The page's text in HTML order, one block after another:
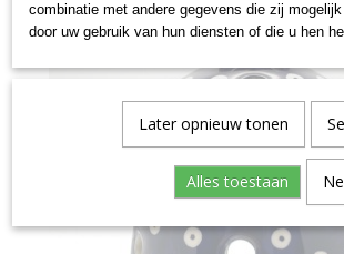
combinatie met andere gegevens die zij
door uw gebruik van hun diensten of die u hen
Later opnieuw tonen
Alles toestaan